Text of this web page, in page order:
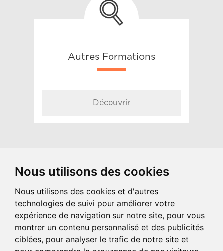
Nous utilisons des cookies
Nous utilisons des cookies et d'autres
technologies de suivi pour améliorer votre
expérience de navigation sur notre site, pour vous
montrer un contenu personnalisé et des publicités
ciblées, pour analyser le trafic de notre site et
Autres Formations
Découvrir
COORDONNÉES
1 impasse Initialis - CITIS - CS 90209
14209 Hérouville-Saint-Clair CEDEX
Tel : 02 31 47 97 57 | Fax : 02 31 95 64 02